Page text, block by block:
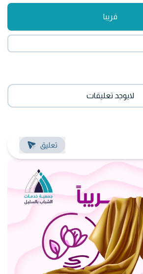
قريبا
لايوجد تعليقات